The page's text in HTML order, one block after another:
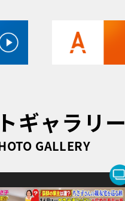
ギャラリー
GALLERY